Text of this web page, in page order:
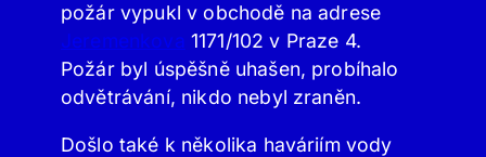
požár vypukl v obchodě na adrese
Jeremenkova 1171/102 v Praze 4.
Požár byl úspěšně uhašen, probíhalo
odvětrávání, nikdo nebyl zraněn.
Došlo také k několika haváriím vody